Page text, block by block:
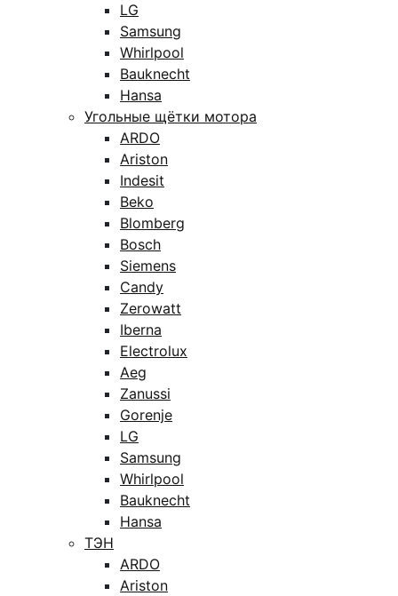
LG
Samsung
Whirlpool
Bauknecht
Hansa
Угольные щётки мотора
ARDO
Ariston
Indesit
Beko
Blomberg
Bosch
Siemens
Candy
Zerowatt
Iberna
Electrolux
Aeg
Zanussi
Gorenje
LG
Samsung
Whirlpool
Bauknecht
Hansa
ТЭН
ARDO
Ariston